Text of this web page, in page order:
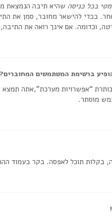
בכל כניסה שהיא תיבה הנמצאת
בכדי להישאר מחובר, סמן את
וכדומה. אם אינך רואה את
ברשימת המשתמשים המחוברים?
“אפשרויות מערכת”,אתה
מוסתר.
בקלות תוכל לאפסה. בקר בעמוד